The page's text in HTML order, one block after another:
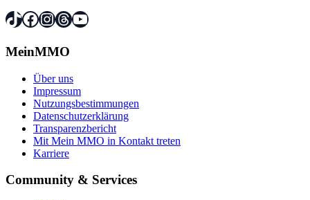
TikTok
Facebook
Instagram
Threads
YouTube
MeinMMO
Über uns
Impressum
Nutzungsbestimmungen
Datenschutzerklärung
Transparenzbericht
Mit Mein MMO in Kontakt treten
Karriere
Community & Services